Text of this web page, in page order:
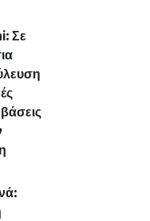
Σε